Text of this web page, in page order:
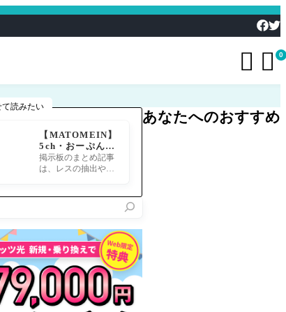
  0
て読みたい
【MATOMEIN】
5ch・おーぷん2
ちゃん・したら
ば・ガルちゃん・
掲示板のまとめ記事
は、レスの抽出や整
あなたへのおすすめ